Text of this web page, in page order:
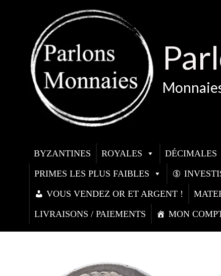
BYZANTINES ROYALES DÉCIMALES
PRIMES LES PLUS FAIBLES
VOUS VENDEZ OR ET ARGENT !
LIVRAISONS / PAIEMENTS
MON